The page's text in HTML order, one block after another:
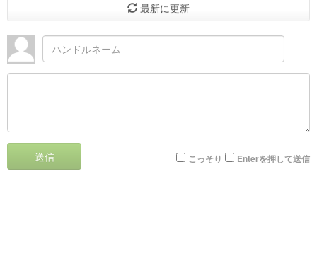
最新に更新
送信 こっそり Enterを押して送信